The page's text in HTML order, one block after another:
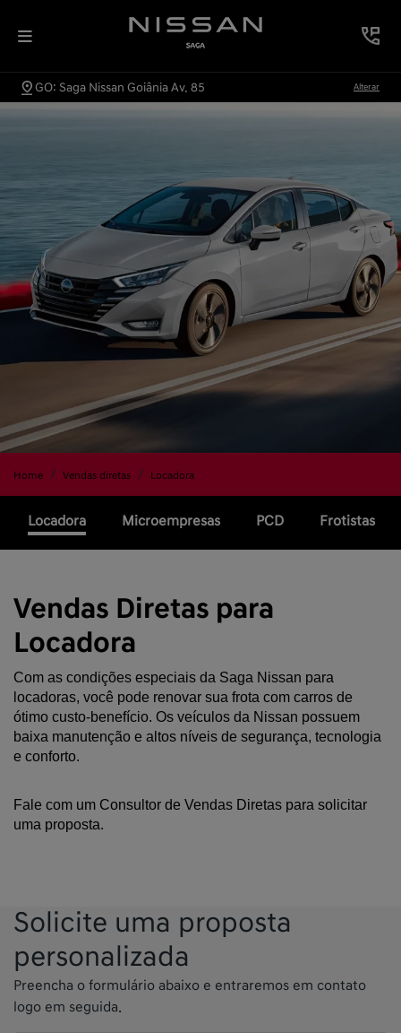
GO: Saga Nissan Goiânia Av. 85 Alterar
Home Vendas diretas Locadora
Microempresas PCD
Locadora Frotistas
Vendas Diretas para
Locadora
Com as condições especiais da Saga Nissan para
locadoras, você pode renovar sua frota com carros de
ótimo custo-benefício. Os veículos da Nissan possuem
baixa manutenção e altos níveis de segurança, tecnologia
e conforto.
Fale com um Consultor de Vendas Diretas para solicitar
uma proposta.
Solicite uma proposta
personalizada
Preencha o formulário abaixo e entraremos em contato
logo em seguida.